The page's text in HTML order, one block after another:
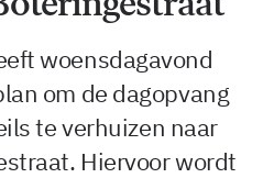
woensdagavond
om de dagopvang
te verhuizen naar
Hiervoor wordt